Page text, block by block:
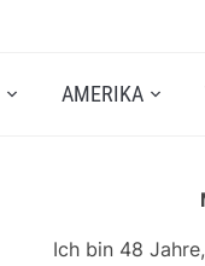
AMERIKA
Ich bin 48